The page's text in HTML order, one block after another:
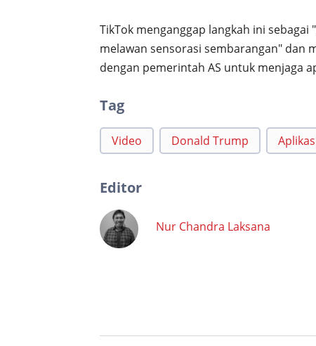
TikTok menganggap langkah ini
melawan sensorasi sembarangan" dan
dengan pemerintah AS untuk menjaga
Tag
Video Donald Trump
Editor
Nur Chandra Laksana